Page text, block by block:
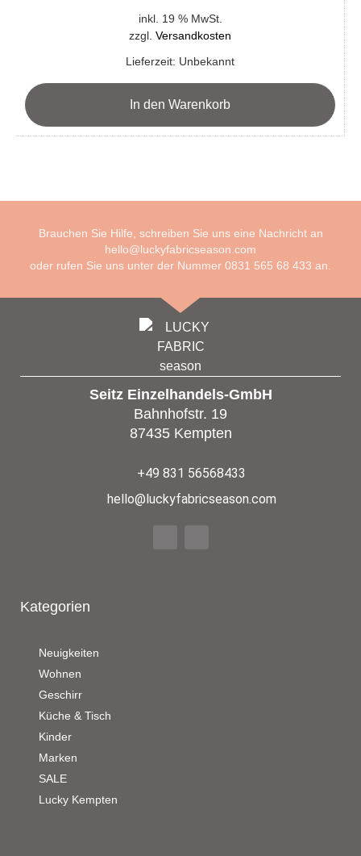
inkl. 19 % MwSt.
zzgl. Versandkosten
Lieferzeit: Unbekannt
In den Warenkorb
Brauchen Sie Hilfe, schreiben Sie uns eine Nachricht an
hello@luckyfabricseason.com
oder rufen Sie uns unter der Nummer 0831 565 68 433 an.
Seitz Einzelhandels-GmbH
Bahnhofstr. 19
87435 Kempten
+49 831 56568433
hello@luckyfabricseason.com
Kategorien
Neuigkeiten
Wohnen
Geschirr
Küche & Tisch
Kinder
Marken
SALE
Lucky Kempten